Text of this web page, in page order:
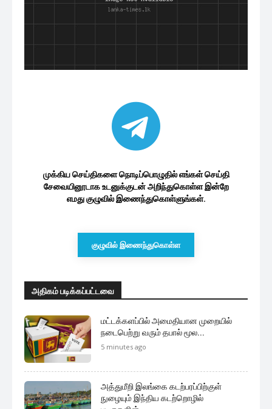
முக்கிய செய்திகளை நொடிப்பொழுதில் எங்கள் செய்தி
சேவையினூடாக உடனுக்குடன் அறிந்துகொள்ள இன்றே
எமது குழுவில் இணைந்துகொள்ளுங்கள்.
குழுவில் இணைந்துகொள்ள